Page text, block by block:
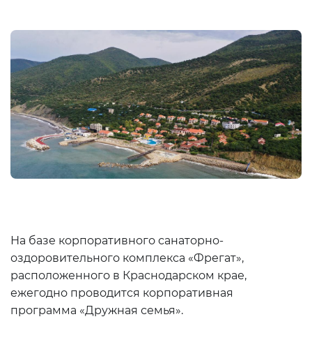
На базе корпоративного санаторно-
оздоровительного комплекса «Фрегат»,
расположенного в Краснодарском крае,
ежегодно проводится корпоративная
программа «Дружная семья».